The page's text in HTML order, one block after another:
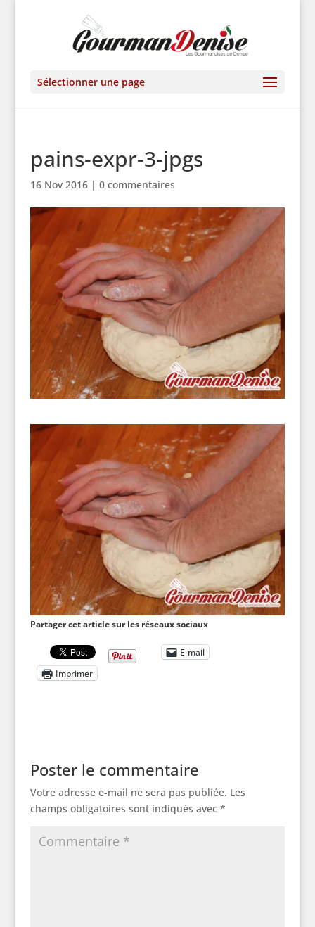
Sélectionner une page
pains-expr-3-jpgs
16 Nov 2016| 0 commentaires
Partager cet article sur les réseaux sociaux
E-mail
Imprimer
Poster le commentaire
Votre adresse e-mail ne sera pas publiée. Les
champs obligatoires sont indiqués avec *